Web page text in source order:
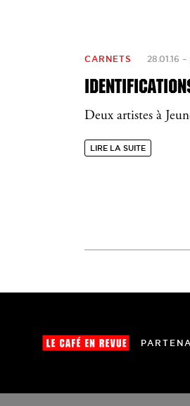
CARNETS 28.01.16 –
Deux artistes à
LIRE LA SUITE